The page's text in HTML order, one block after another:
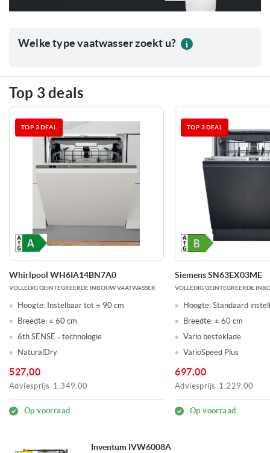
Welke type vaatwasser zoekt u?
Top 3 deals
TOP 3 DEAL
Whirlpool WH6IA14BN7A0
VOLLEDIG GEINTEGREERDE INBOUW VAATWASSER
Hoogte: Instelbaar tot ± 90 cm
Breedte: ± 60 cm
6th SENSE - technologie
NaturalDry
527,00
Adviesprijs 1.349,00
Op voorraad
TOP 3 DEAL
Siemens SN63EX03ME
VOLLEDIG GEINTEGREERDE
Hoogte: Standaard
Breedte: ± 60 cm
Vario besteklade
VarioSpeed Plus
697,00
Adviesprijs 1.229,00
Op voorraad
Inventum IVW6008A